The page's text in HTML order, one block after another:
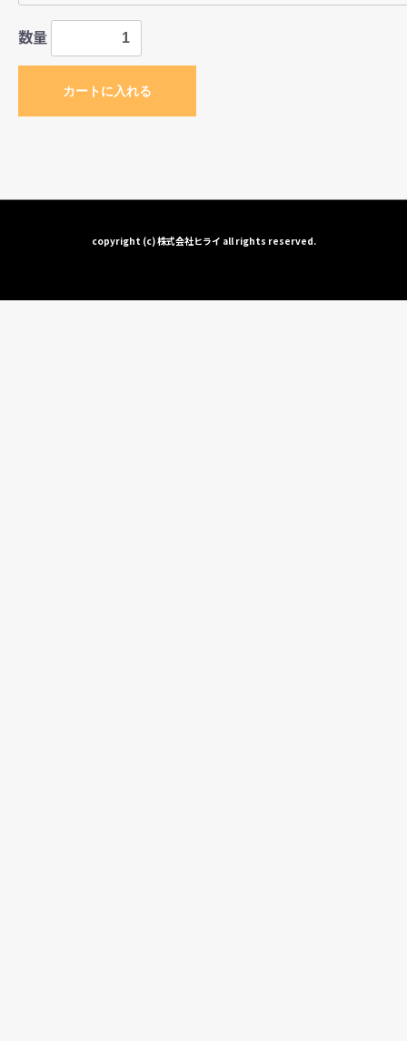
数量
カートに入れる
copyright (c) 株式会社ヒライ all rights reserved.